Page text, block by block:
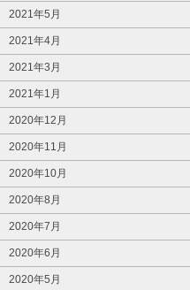
2021年5月
2021年4月
2021年3月
2021年1月
2020年12月
2020年11月
2020年10月
2020年8月
2020年7月
2020年6月
2020年5月